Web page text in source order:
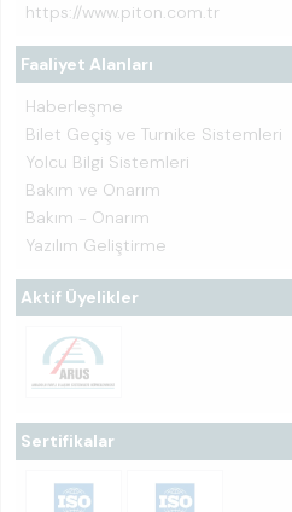
https://www.piton.com.tr
Faaliyet Alanları
Haberleşme
Bilet Geçiş ve Turnike Sistemleri
Yolcu Bilgi Sistemleri
Bakım ve Onarım
Bakım - Onarım
Yazılım Geliştirme
Aktif Üyelikler
Sertifikalar